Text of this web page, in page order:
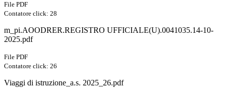
File PDF
Contatore click: 28
m_pi.AOODRER.REGISTRO UFFICIALE(U).0041035.14-10-
2025.pdf
File PDF
Contatore click: 26
Viaggi di istruzione_a.s. 2025_26.pdf